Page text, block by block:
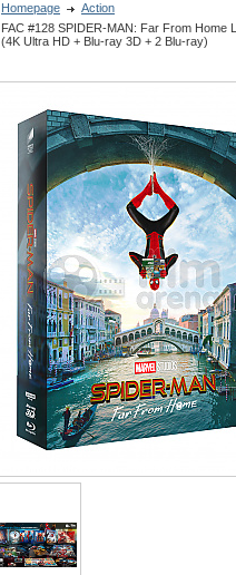
Homepage
Action
FAC #128 SPIDER-MAN: Far From Home
(4K Ultra HD + Blu-ray 3D + 2 Blu-ray)